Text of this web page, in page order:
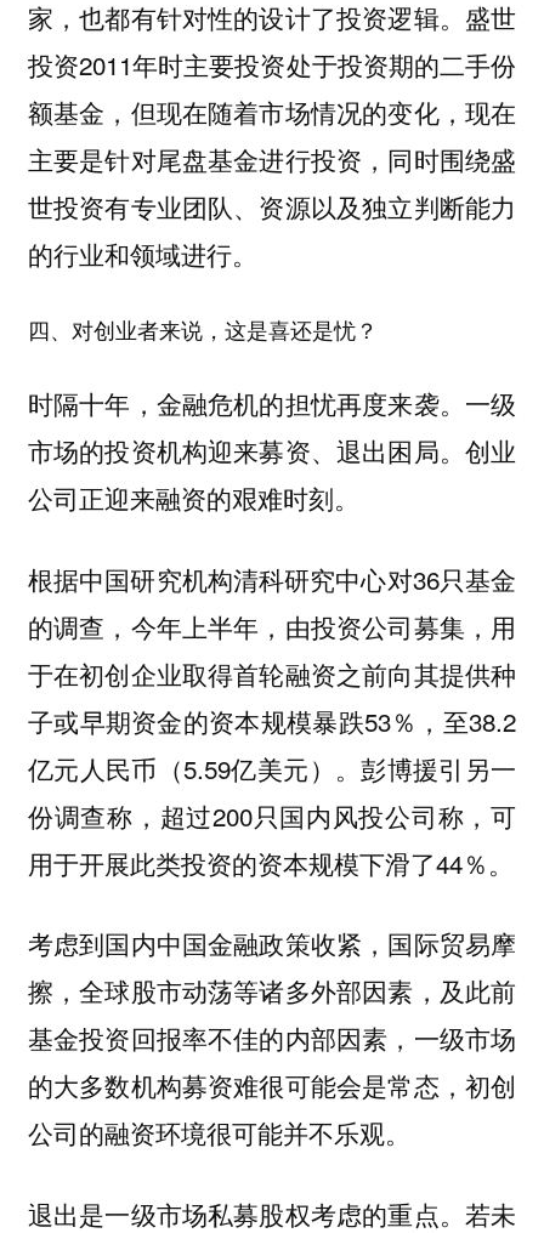
家，也都有针对性的设计了投资逻辑。盛世
投资2011年时主要投资处于投资期的二手份
额基金，但现在随着市场情况的变化，现在
主要是针对尾盘基金进行投资，同时围绕盛
世投资有专业团队、资源以及独立判断能力
的行业和领域进行。
四、对创业者来说，这是喜还是忧？
时隔十年，金融危机的担忧再度来袭。一级
市场的投资机构迎来募资、退出困局。创业
公司正迎来融资的艰难时刻。
根据中国研究机构清科研究中心对36只基金
的调查，今年上半年，由投资公司募集，用
于在初创企业取得首轮融资之前向其提供种
子或早期资金的资本规模暴跌53％，至38.2
亿元人民币（5.59亿美元）。彭博援引另一
份调查称，超过200只国内风投公司称，可
用于开展此类投资的资本规模下滑了44％。
考虑到国内中国金融政策收紧，国际贸易摩
擦，全球股市动荡等诸多外部因素，及此前
基金投资回报率不佳的内部因素，一级市场
的大多数机构募资难很可能会是常态，初创
公司的融资环境很可能并不乐观。
退出是一级市场私募股权考虑的重点。若未